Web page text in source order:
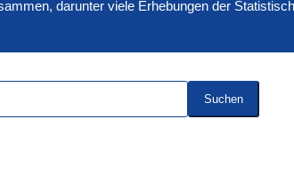
darunter viele Erhebungen der
Suchen